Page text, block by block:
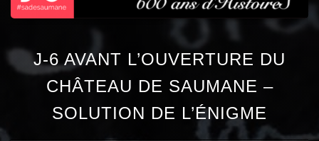
J-6 AVANT L’OUVERTURE DU
CHÂTEAU DE SAUMANE –
SOLUTION DE L’ÉNIGME